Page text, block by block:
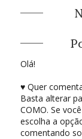
Olá!
♥ Quer
Basta alterar
COMO. Se
escolha a
comentando